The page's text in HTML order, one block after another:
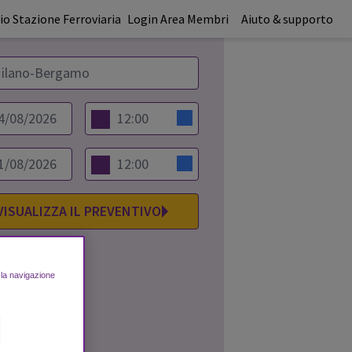
Stazione Ferroviaria Login Area Membri Aiuto & supporto
IL PREVENTIVO
navigazione